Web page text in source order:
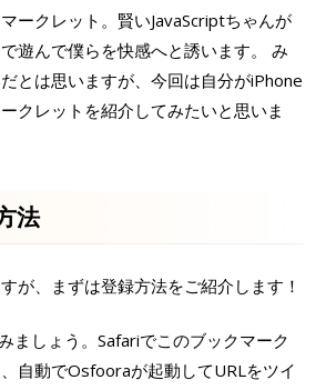
ークレット。賢いJavaScriptちゃんが
遊んで僕らを快感へと誘います。 み
とは思いますが、今回は自分がiPhone
クレットを紹介してみたいと思いま
法
が、まずは登録方法をご紹介します！
ましょう。Safariでこのブックマーク
自動でOsfooraが起動してURLをツイ